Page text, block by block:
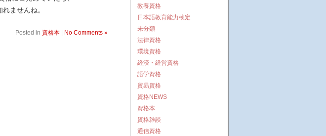
ませんね。
Posted in 資格本 No Comments »
教養資格
日本語教育能力検定
未分類
法律資格
環境資格
経済・経営資格
語学資格
貿易資格
資格NEWS
資格本
資格雑談
通信資格